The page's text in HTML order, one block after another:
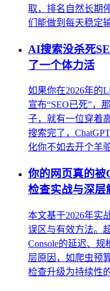
取，排名自然长期
们能做到每天稳定
AI搜索没杀死
了一个体力活
如果你在2026年的
宣布“SEO已死”，
子，就有一位穿着
搜索完了，
化你不如去开个羊
你的网页真的被
检查实战与深层
本文基于2026年实
误区与有效方法。
Console的延迟、
层原因，如爬虫预
检查升级为持续性